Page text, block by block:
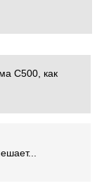
С500, как